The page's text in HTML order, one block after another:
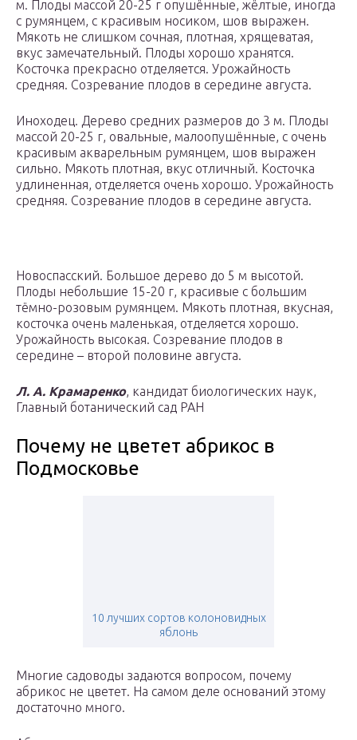
м. Плоды массой 20-25 г опушённые, жёлтые, иногда
с румянцем, с красивым носиком, шов выражен.
Мякоть не слишком сочная, плотная, хрящеватая,
вкус замечательный. Плоды хорошо хранятся.
Косточка прекрасно отделяется. Урожайность
средняя. Созревание плодов в середине августа.
Иноходец. Дерево средних размеров до 3 м. Плоды
массой 20-25 г, овальные, малоопушённые, с очень
красивым акварельным румянцем, шов выражен
сильно. Мякоть плотная, вкус отличный. Косточка
удлиненная, отделяется очень хорошо. Урожайность
средняя. Созревание плодов в середине августа.
Новоспасский. Большое дерево до 5 м высотой.
Плоды небольшие 15-20 г, красивые с большим
тёмно-розовым румянцем. Мякоть плотная, вкусная,
косточка очень маленькая, отделяется хорошо.
Урожайность высокая. Созревание плодов в
середине – второй половине августа.
Л. А. Крамаренко, кандидат биологических наук,
Главный ботанический сад РАН
Почему не цветет абрикос в
Подмосковье
10 лучших сортов колоновидных
яблонь
Многие садоводы задаются вопросом, почему
абрикос не цветет. На самом деле оснований этому
достаточно много.